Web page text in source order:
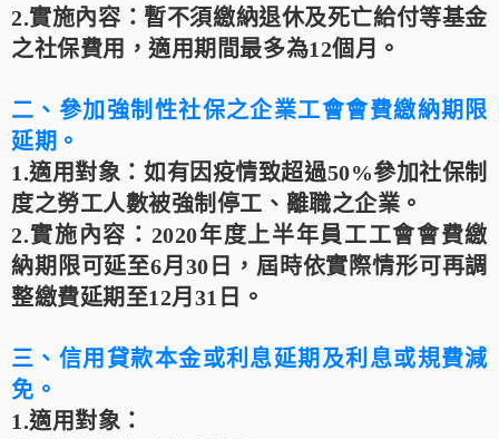
2.實施內容： 暫不須繳納退休及死亡給付等基金
之社保費用，適用期間最多為12個月。
二、參加強制性社保之企業工會會費繳納期限
延期 。
1.適用對象： 如有因疫情致超過50%參加社保制
度之勞工人數被強制停工、離職之企業。
2.實施內容： 2020年度上半年員工工會會費繳
納期限可延至6月30日，屆時依實際情形可再調
整繳費延期至12月31日。
三、信用貸款本金或利息延期及利息或規費減
免 。
1.適用對象：